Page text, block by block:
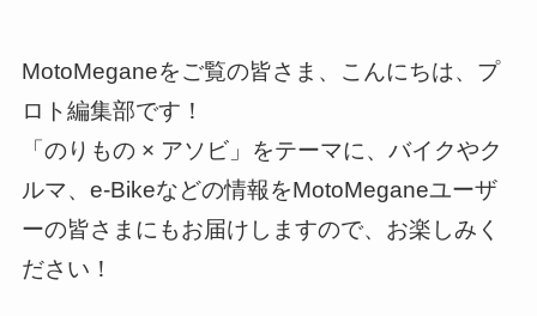
MotoMeganeをご覧の皆さま、こんにちは、プ
ロト編集部です！
「のりもの × アソビ」をテーマに、バイクやク
ルマ、e-Bikeなどの情報をMotoMeganeユーザ
ーの皆さまにもお届けしますので、お楽しみく
ださい！